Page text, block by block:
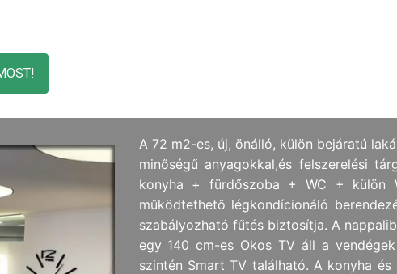
A 72 m2-es, új, önálló, külön bejáratú
minőségű anyagokkal,és felszerelési
konyha + fürdőszoba + WC + külön
működtethető légkondícionáló
szabályozható fűtés biztosítja. A
egy 140 cm-es Okos TV áll a
szintén Smart TV található. A konyha